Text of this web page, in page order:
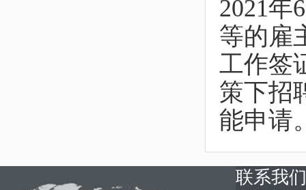
2021年
等的雇
工作签
策下招
能申请
联系我们